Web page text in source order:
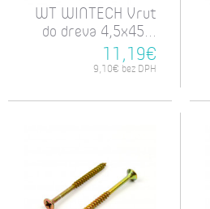
WT WINTECH Vrut
do dreva 4,5x45...
11,19€
9,10€ bez DPH